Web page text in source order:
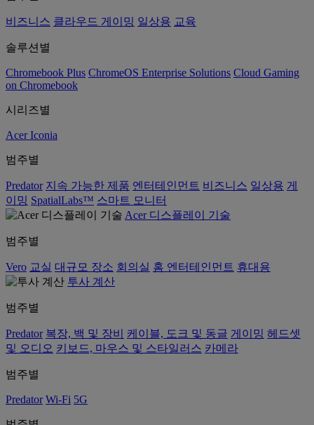
비즈니스 클라우드 게이밍 일상용 교육
솔루션별
Chromebook Plus ChromeOS Enterprise Solutions Cloud Gaming
on Chromebook
시리즈별
Acer Iconia
범주별
Predator 지속 가능한 제품 엔터테인먼트 비즈니스 일상용 게
이밍 SpatialLabs™ 스마트 모니터
Acer 디스플레이 기술
범주별
Vero 교실 대규모 장소 회의실 홈 엔터테인먼트 휴대용
투사 계산
범주별
Predator 복장, 백 및 장비 케이블, 도크 및 동글 게이밍 헤드셋
및 오디오 키보드, 마우스 및 스타일러스 카메라
범주별
Predator Wi-Fi 5G